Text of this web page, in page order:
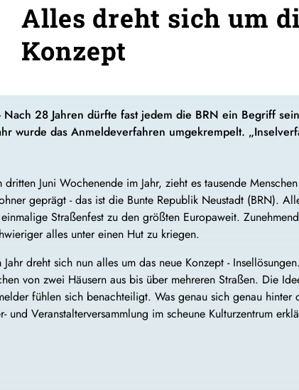
Alles dreht sich um
Konzept
Nach 28 Jahren dürfte fast jedem die BRN ein Begriff
wurde das Anmeldeverfahren umgekrempelt.
dritten Juni Wochenende im Jahr, zieht es tausende
geprägt - das ist die Bunte Republik Neustadt (BRN).
Straßenfest zu den größten Europaweit.
alles unter einen Hut zu kriegen.
Jahr dreht sich nun alles um das neue Konzept -
von zwei Häusern aus bis über mehreren Straßen. Die
fühlen sich benachteiligt. Was genau sich genau hinter
und Veranstalterversammlung im scheune Kulturzentrum